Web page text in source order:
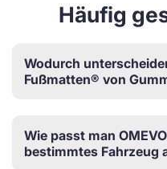
Häufig
Wodurch
Fußmatten® von
Wie passt man
bestimmtes Fahrzeug